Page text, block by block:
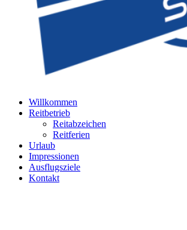
Willkommen
Reitbetrieb
Reitabzeichen
Reitferien
Urlaub
Impressionen
Ausflugsziele
Kontakt